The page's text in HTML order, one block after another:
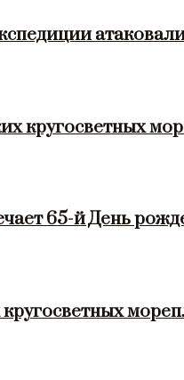
кругосветных
65-й День